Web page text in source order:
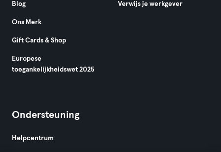
Blog
Ons Merk
Gift Cards & Shop
Europese
toegankelijkheidswet 2025
Verwijs je werkgever
Ondersteuning
Helpcentrum